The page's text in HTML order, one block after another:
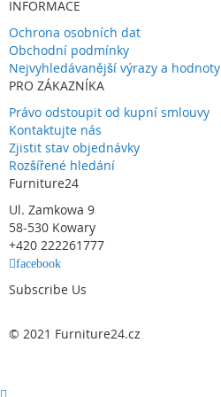
INFORMACE
Ochrona osobních dat
Obchodní podmínky
Nejvyhledávanější výrazy a hodnoty
PRO ZÁKAZNÍKA
Právo odstoupit od kupní smlouvy
Kontaktujte nás
Zjistit stav objednávky
Rozšířené hledání
Furniture24
Ul. Zamkowa 9
58-530 Kowary
+420 222261777
facebook
Subscribe Us
© 2021 Furniture24.cz